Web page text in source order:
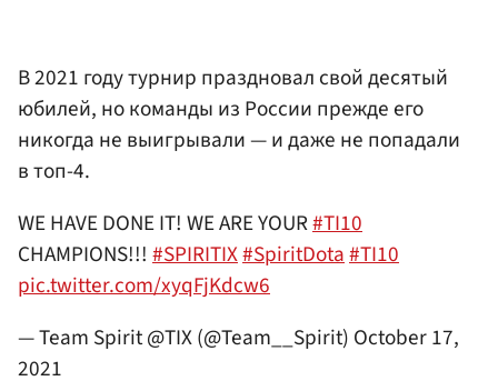
В 2021 году турнир праздновал свой десятый
юбилей, но команды из России прежде его
никогда не выигрывали — и даже не попадали
в топ-4.
WE HAVE DONE IT! WE ARE YOUR#TI10
CHAMPIONS!!! #SPIRITIX#SpiritDota#TI10
pic.twitter.com/xyqFjKdcw6
— Team Spirit @TIX (@Team__Spirit) October 17,
2021